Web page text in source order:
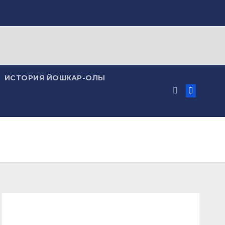
ИСТОРИЯ ЙОШКАР-ОЛЫ